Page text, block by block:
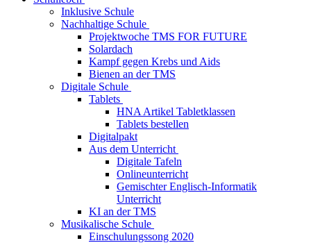
Inklusive Schule
Nachhaltige Schule
Projektwoche TMS FOR FUTURE
Solardach
Kampf gegen Krebs und Aids
Bienen an der TMS
Digitale Schule
Tablets
HNA Artikel Tabletklassen
Tablets bestellen
Digitalpakt
Aus dem Unterricht
Digitale Tafeln
Onlineunterricht
Gemischter Englisch-Informatik
Unterricht
KI an der TMS
Musikalische Schule
Einschulungssong 2020